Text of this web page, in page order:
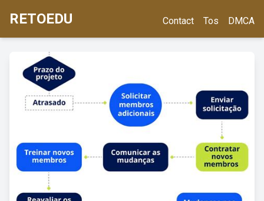
RETOEDU Contact Tos DMCA